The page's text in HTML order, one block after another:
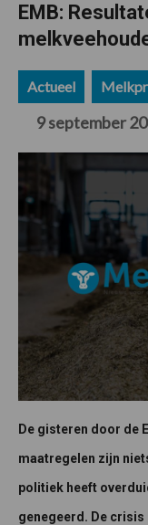
EMB:
Actueel
9 september
De gisteren door de
maatregelen zijn
politiek heeft
genegeerd. De